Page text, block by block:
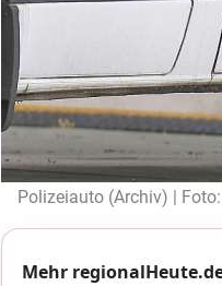
Polizeiauto (Archiv) |
Mehr